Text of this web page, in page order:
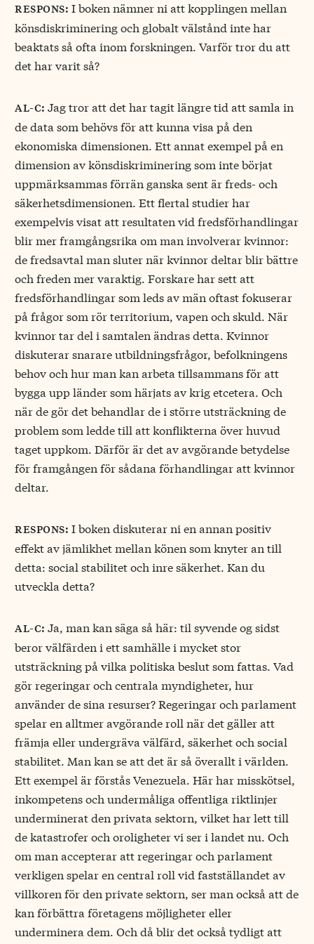
respons: I boken nämner ni att kopplingen mellan
könsdiskriminering och globalt välstånd inte har
beaktats så ofta inom forskningen. Varför tror du att
det har varit så?
al-c: Jag tror att det har tagit längre tid att samla in
de data som behövs för att kunna visa på den
ekonomiska dimensionen. Ett annat exempel på en
dimension av könsdiskriminering som inte börjat
uppmärksammas förrän ganska sent är freds- och
säkerhetsdimensionen. Ett flertal studier har
exempelvis visat att resultaten vid fredsförhandlingar
blir mer framgångsrika om man involverar kvinnor:
de fredsavtal man sluter när kvinnor deltar blir bättre
och freden mer varaktig. Forskare har sett att
fredsförhandlingar som leds av män oftast fokuserar
på frågor som rör territorium, vapen och skuld. När
kvinnor tar del i samtalen ändras detta. Kvinnor
diskuterar snarare utbildningsfrågor, befolkningens
behov och hur man kan arbeta tillsammans för att
bygga upp länder som härjats av krig etcetera. Och
när de gör det behandlar de i större utsträckning de
problem som ledde till att konflikterna över huvud
taget uppkom. Därför är det av avgörande betydelse
för framgången för sådana förhandlingar att kvinnor
deltar.
respons: I boken diskuterar ni en annan positiv
effekt av jämlikhet mellan könen som knyter an till
detta: social stabilitet och inre säkerhet. Kan du
utveckla detta?
al-c:Ja, man kan säga så här: til syvende og sidst
beror välfärden i ett samhälle i mycket stor
utsträckning på vilka politiska beslut som fattas. Vad
gör regeringar och centrala myndigheter, hur
använder de sina resurser? Regeringar och parlament
spelar en alltmer avgörande roll när det gäller att
främja eller undergräva välfärd, säkerhet och social
stabilitet. Man kan se att det är så överallt i världen.
Ett exempel är förstås Venezuela. Här har misskötsel,
inkompetens och undermåliga offentliga riktlinjer
underminerat den privata sektorn, vilket har lett till
de katastrofer och oroligheter vi ser i landet nu. Och
om man accepterar att regeringar och parlament
verkligen spelar en central roll vid fastställandet av
villkoren för den private sektorn, ser man också att de
kan förbättra företagens möjligheter eller
underminera dem. Och då blir det också tydligt att